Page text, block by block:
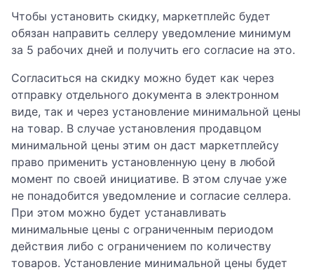
Чтобы установить скидку, маркетплейс будет
обязан направить селлеру уведомление минимум
за 5 рабочих дней и получить его согласие на это.
Согласиться на скидку можно будет как через
отправку отдельного документа в электронном
виде, так и через установление минимальной цены
на товар. В случае установления продавцом
минимальной цены этим он даст маркетплейсу
право применить установленную цену в любой
момент по своей инициативе. В этом случае уже
не понадобится уведомление и согласие селлера.
При этом можно будет устанавливать
минимальные цены с ограниченным периодом
действия либо с ограничением по количеству
товаров. Установление минимальной цены будет